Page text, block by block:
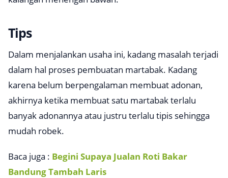
Tips
Dalam menjalankan usaha ini, kadang masalah terjadi
dalam hal proses pembuatan martabak. Kadang
karena belum berpengalaman membuat adonan,
akhirnya ketika membuat satu martabak terlalu
banyak adonannya atau justru terlalu tipis sehingga
mudah robek.
Baca juga : Begini Supaya Jualan Roti Bakar
Bandung Tambah Laris